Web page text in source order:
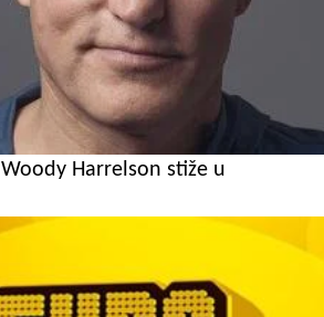
Harrelson stiže u